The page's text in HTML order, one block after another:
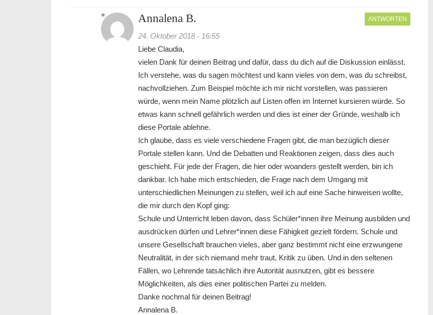
Annalena B.
24. Oktober 2018 - 16:55
ANTWORTEN
Liebe Claudia,
vielen Dank für deinen Beitrag und dafür, dass du dich auf die Diskussion einlässt.
Ich verstehe, was du sagen möchtest und kann vieles von dem, was du schreibst,
nachvollziehen. Zum Beispiel möchte ich mir nicht vorstellen, was passieren
würde, wenn mein Name plötzlich auf Listen offen im Internet kursieren würde. So
etwas kann schnell gefährlich werden und dies ist einer der Gründe, weshalb ich
diese Portale ablehne.
Ich glaube, dass es viele verschiedene Fragen gibt, die man bezüglich dieser
Portale stellen kann. Und die Debatten und Reaktionen zeigen, dass dies auch
geschieht. Für jede der Fragen, die hier oder woanders gestellt werden, bin ich
dankbar. Ich habe mich entschieden, die Frage nach dem Umgang mit
unterschiedlichen Meinungen zu stellen, weil ich auf eine Sache hinweisen wollte,
die mir durch den Kopf ging:
Schule und Unterricht leben davon, dass Schüler*innen ihre Meinung ausbilden und
ausdrücken dürfen und Lehrer*innen diese Fähigkeit gezielt fördern. Schule und
unsere Gesellschaft brauchen vieles, aber ganz bestimmt nicht eine erzwungene
Neutralität, in der sich niemand mehr traut, Kritik zu üben. Und in den seltenen
Fällen, wo Lehrende tatsächlich ihre Autorität ausnutzen, gibt es bessere
Möglichkeiten, als dies einer politischen Partei zu melden.
Danke nochmal für deinen Beitrag!
Annalena B.